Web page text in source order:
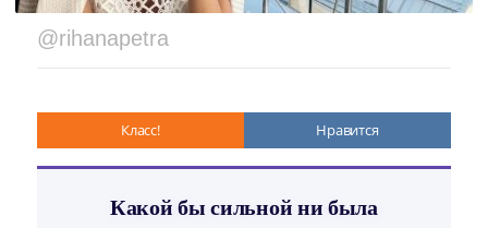
@rihanapetra
Класс! Нравится
Какой бы сильной ни была